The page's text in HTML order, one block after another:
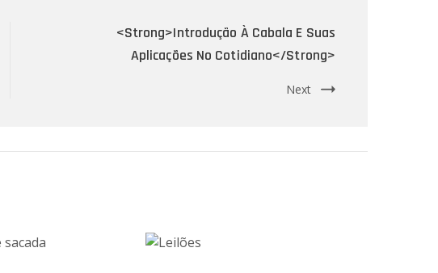
<strong>Introdução À Cabala E Suas
Aplicações No Cotidiano</strong>
Next